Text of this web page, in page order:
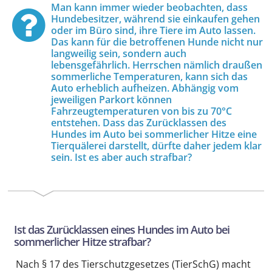
Man kann immer wieder beobachten, dass
Hundebesitzer, während sie einkaufen gehen
oder im Büro sind, ihre Tiere im Auto lassen.
Das kann für die betroffenen Hunde nicht nur
langweilig sein, sondern auch
lebensgefährlich. Herrschen nämlich draußen
sommerliche Temperaturen, kann sich das
Auto erheblich aufheizen. Abhängig vom
jeweiligen Parkort können
Fahrzeugtemperaturen von bis zu 70°C
entstehen. Dass das Zurücklassen des
Hundes im Auto bei sommerlicher Hitze eine
Tierquälerei darstellt, dürfte daher jedem klar
sein. Ist es aber auch strafbar?
Ist das Zurücklassen eines Hundes im Auto bei
sommerlicher Hitze strafbar?
Nach § 17 des Tierschutzgesetzes (TierSchG) macht